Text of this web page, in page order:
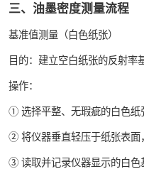
三、油墨密度测量流程
基准值测量（白色纸张）
目的：建立空白纸张的反射率
操作：
① 选择平整、无瑕疵的白色纸
② 将仪器垂直轻压于纸张表面
③ 读取并记录仪器显示的白色